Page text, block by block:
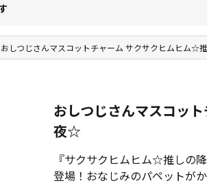
おしつじさんマスコットチャーム サクサクヒムヒム☆
おしつじさんマスコッ
夜☆
『サクサクヒムヒム☆推しの
登場！おなじみのパペットが